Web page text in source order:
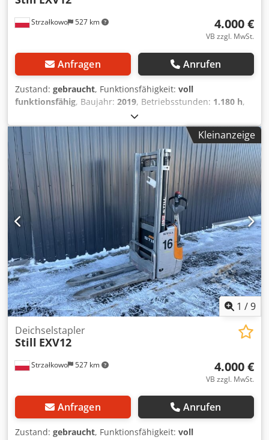
Strzałkowo 527 km 4.000 €
VB zzgl. MwSt.
Anfragen Anrufen
Zustand: gebraucht, Funktionsfähigkeit: voll
funktionsfähig, Baujahr: 2019, Betriebsstunden: 1.180 h,
, Hubhöhe:2.924 mm
elektrisch, Masttyp:Simplex, Bauhöhe:1.940 mm,
Antriebsart: Elektro
, Deichselstapler Cedeycad Hspfx
Agyjha Masttyp: Standard Zustand: Einsatzbereit und voll
funktionsfähig Zustand Technisch: gut Batterie Volt: 24V
Kleinanzeige
1 /9
Strzałkowo 527 km
Deichselstapler
Still EXV12
4.000 €
VB zzgl. MwSt.
Anfragen Anrufen
Zustand: gebraucht, Funktionsfähigkeit: voll